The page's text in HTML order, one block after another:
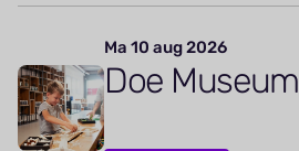
Ma 10 aug 2026
Doe Museum